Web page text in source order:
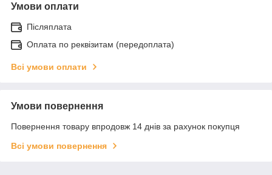
Умови оплати
Післяплата
Оплата по реквізитам (передоплата)
Всі умови оплати
Умови повернення
Повернення товару впродовж 14 днів за рахунок покупця
Всі умови повернення